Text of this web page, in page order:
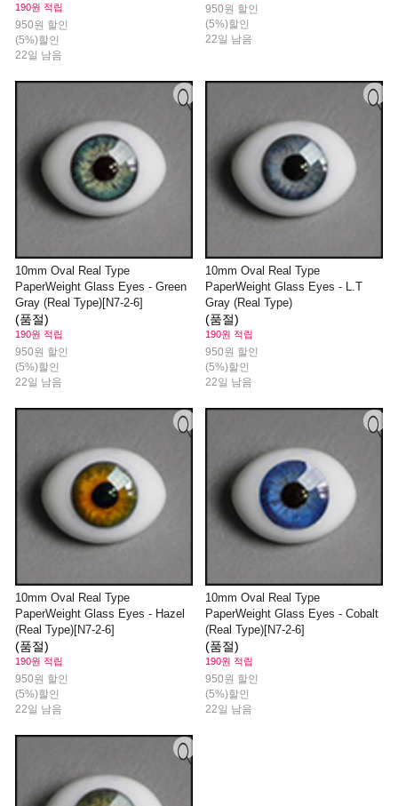
190원 적립
950원 할인
(5%)할인
22일 남음
950원 할인
(5%)할인
22일 남음
10mm Oval Real Type
PaperWeight Glass Eyes - Green
Gray (Real Type)[N7-2-6]
(품절)
190원 적립
950원 할인
(5%)할인
22일 남음
10mm Oval Real Type
PaperWeight Glass Eyes - L.T
Gray (Real Type)
(품절)
190원 적립
950원 할인
(5%)할인
22일 남음
10mm Oval Real Type
PaperWeight Glass Eyes - Hazel
(Real Type)[N7-2-6]
(품절)
190원 적립
950원 할인
(5%)할인
22일 남음
10mm Oval Real Type
PaperWeight Glass Eyes - Cobalt
(Real Type)[N7-2-6]
(품절)
190원 적립
950원 할인
(5%)할인
22일 남음